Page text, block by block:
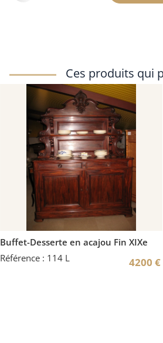
Ces produits qui
Buffet-Desserte en acajou Fin XIXe
Référence : 114 L
4200€